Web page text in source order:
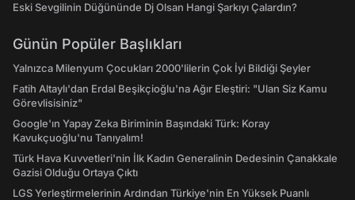
Eski Sevgilinin Düğününde Dj Olsan Hangi Şarkıyı Çalardın?
Günün Popüler Başlıkları
Yalnızca Milenyum Çocukları 2000'lilerin Çok İyi Bildiği Şeyler
Fatih Altaylı'dan Erdal Beşikçioğlu'na Ağır Eleştiri: "Ulan Siz Kamu
Görevlisisiniz"
Google'ın Yapay Zeka Biriminin Başındaki Türk: Koray
Kavukçuoğlu'nu Tanıyalım!
Türk Hava Kuvvetleri'nin İlk Kadın Generalinin Dedesinin Çanakkale
Gazisi Olduğu Ortaya Çıktı
LGS Yerleştirmelerinin Ardından Türkiye'nin En Yüksek Puanlı